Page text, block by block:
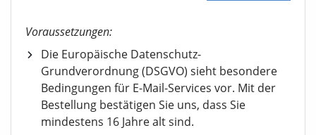
Voraussetzungen:
Die Europäische Datenschutz-
Grundverordnung (DSGVO) sieht besondere
Bedingungen für E-Mail-Services vor. Mit der
Bestellung bestätigen Sie uns, dass Sie
mindestens 16 Jahre alt sind.